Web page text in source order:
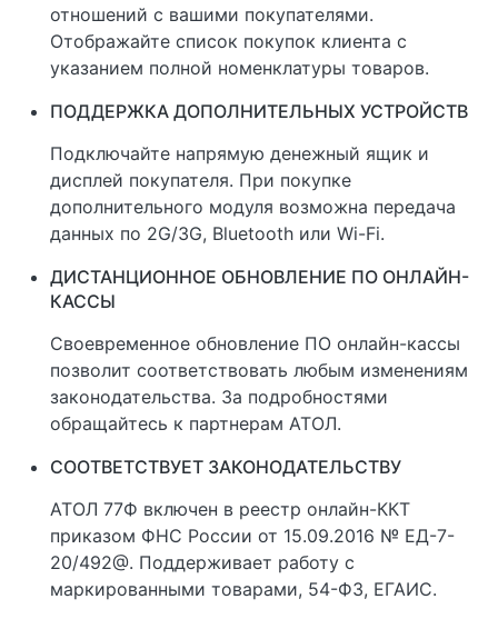
отношений с вашими покупателями.
Отображайте список покупок клиента с
указанием полной номенклатуры товаров.
ПОДДЕРЖКА ДОПОЛНИТЕЛЬНЫХ УСТРОЙСТВ
Подключайте напрямую денежный ящик и
дисплей покупателя. При покупке
дополнительного модуля возможна передача
данных по 2G/3G, Bluetooth или Wi-Fi.
ДИСТАНЦИОННОЕ ОБНОВЛЕНИЕ ПО ОНЛАЙН-
КАССЫ
Своевременное обновление ПО онлайн-кассы
позволит соответствовать любым изменениям
законодательства. За подробностями
обращайтесь к партнерам АТОЛ.
СООТВЕТСТВУЕТ ЗАКОНОДАТЕЛЬСТВУ
АТОЛ 77Ф включен в реестр онлайн-ККТ
приказом ФНС России от 15.09.2016 № ЕД-7-
20/492@. Поддерживает работу с
маркированными товарами, 54-ФЗ, ЕГАИС.